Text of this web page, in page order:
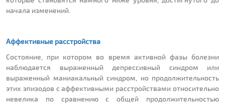
начала изменений.
Аффективные расстройства
Состояние, при котором во время активной фазы болезни
наблюдается выраженный депрессивный синдром или
выраженный маниакальный синдром, но продолжительность
этих эпизодов с аффективными расстройствами относительно
невелика по сравнению с общей продолжительностью